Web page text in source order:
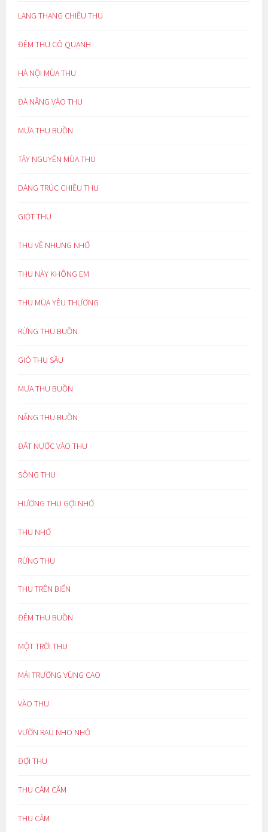
LANG THANG CHIỀU THU
ĐÊM THU CÔ QUẠNH
HÀ NỘI MÙA THU
ĐÀ NẴNG VÀO THU
MƯA THU BUỒN
TÂY NGUYÊN MÙA THU
DÁNG TRÚC CHIỀU THU
GIỌT THU
THU VỀ NHUNG NHỚ
THU NÀY KHÔNG EM
THU MÙA YÊU THƯƠNG
RỪNG THU BUỒN
GIÓ THU SẦU
MƯA THU BUỒN
NẮNG THU BUỒN
ĐẤT NƯỚC VÀO THU
SÔNG THU
HƯƠNG THU GỢI NHỚ
THU NHỚ
RỪNG THU
THU TRÊN BIỂN
ĐÊM THU BUỒN
MỘT TRỜI THU
MÁI TRƯỜNG VÙNG CAO
VÀO THU
VƯỜN RAU NHO NHỎ
ĐỢI THU
THU CĂM CĂM
THU CẢM